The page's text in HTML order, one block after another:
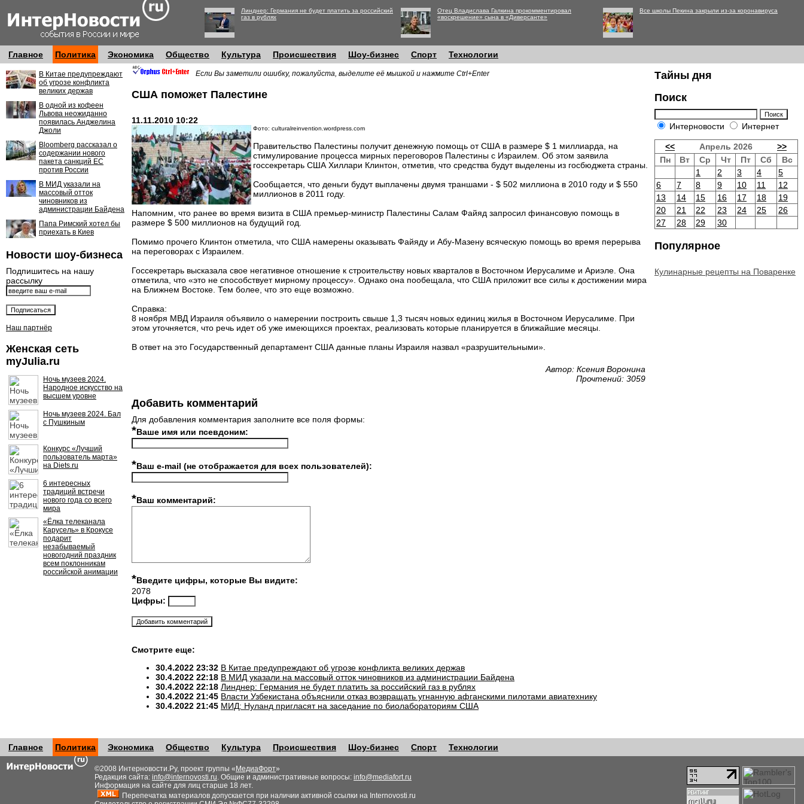
Линднер: Германия не будет платить за российский
газ в рублях
Отец Владислава Галкина прокомментировал
«воскрешение» сына в «Диверсанте»
Все школы Пекина закрыли из-за коронавируса
Главное Политика Экономика Общество Культура Происшествия Шоу-бизнес Спорт Технологии
В Китае предупреждают
об угрозе конфликта
великих держав
В одной из кофеен
Львова неожиданно
появилась Анджелина
Джоли
Bloomberg рассказал о
содержании нового
пакета санкций ЕС
против России
В МИД указали на
массовый отток
чиновников из
администрации Байдена
Папа Римский хотел бы
приехать в Киев
Новости шоу-бизнеса
Подпишитесь на нашу
рассылку
Наш партнёр
Женская сеть
myJulia.ru
Ночь музеев 2024.
Народное искусство на
высшем уровне
Ночь музеев 2024. Бал
с Пушкиным
Конкурс «Лучший
пользователь марта»
на Diets.ru
6 интересных
традиций встречи
нового года со всего
мира
«Ёлка телеканала
Карусель» в Крокусе
подарит
незабываемый
новогодний праздник
всем поклонникам
российской анимации
Если Вы заметили ошибку, пожалуйста, выделите её мышкой и нажмите Ctrl+Enter
США поможет Палестине
11.11.2010 10:22
Фото: culturalreinvention.wordpress.com
Правительство Палестины получит денежную помощь от США в размере $ 1 миллиарда, на
стимулирование процесса мирных переговоров Палестины с Израилем. Об этом заявила
госсекретарь США Хиллари Клинтон, отметив, что средства будут выделены из госбюджета страны.
Сообщается, что деньги будут выплачены двумя траншами - $ 502 миллиона в 2010 году и $ 550
миллионов в 2011 году.
Напомним, что ранее во время визита в США премьер-министр Палестины Салам Файяд запросил финансовую помощь в
размере $ 500 миллионов на будущий год.
Помимо прочего Клинтон отметила, что США намерены оказывать Файяду и Абу-Мазену всяческую помощь во время перерыва
на переговорах с Израилем.
Госсекретарь высказала свое негативное отношение к строительству новых кварталов в Восточном Иерусалиме и Ариэле. Она
отметила, что «это не способствует мирному процессу». Однако она пообещала, что США приложит все силы к достижении мира
на Ближнем Востоке. Тем более, что это еще возможно.
Справка:
8 ноября МВД Израиля объявило о намерении построить свыше 1,3 тысяч новых единиц жилья в Восточном Иерусалиме. При
этом уточняется, что речь идет об уже имеющихся проектах, реализовать которые планируется в ближайшие месяцы.
В ответ на это Государственный департамент США данные планы Израиля назвал «разрушительными».
Автор: Ксения Воронина
Прочтений: 3059
Добавить комментарий
Для добавления комментария заполните все поля формы:
*Ваше имя или псевдоним:
*Ваш e-mail (не отображается для всех пользователей):
*Ваш комментарий:
*Введите цифры, которые Вы видите:
2078
Цифры:
Смотрите еще:
30.4.2022 23:32 В Китае предупреждают об угрозе конфликта великих держав
30.4.2022 22:18 В МИД указали на массовый отток чиновников из администрации Байдена
30.4.2022 22:18 Линднер: Германия не будет платить за российский газ в рублях
30.4.2022 21:45 Власти Узбекистана объяснили отказ возвращать угнанную афганскими пилотами авиатехнику
30.4.2022 21:45 МИД: Нуланд пригласят на заседание по биолабораториям США
Тайны дня
Поиск
Интерновости Интернет
<< Апрель 2026
>>
Пн
Вт Ср Чт Пт Сб
Вс
1
2 3 4
5
6
7 8 9 10 11
12
13
14 15 16 17 18
19
20
21 22 23 24 25
26
27
28 29 30
Популярное
Кулинарные рецепты на Поваренке
Главное Политика Экономика Общество Культура Происшествия Шоу-бизнес Спорт Технологии
©2008 Интерновости.Ру, проект группы « МедиаФорт»
Редакция сайта: info@internovosti.ru. Общие и административные вопросы: info@mediafort.ru
Информация на сайте для лиц старше 18 лет.
Перепечатка материалов допускается при наличии активной ссылки на Internovosti.ru